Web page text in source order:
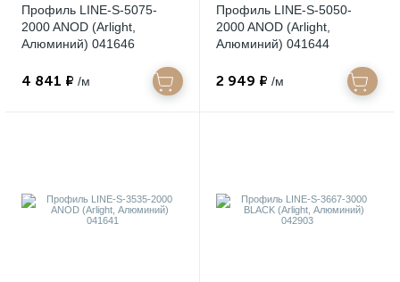
Профиль LINE-S-5075-
2000 ANOD (Arlight,
Алюминий) 041646
4 841 ₽ /м
Профиль LINE-S-5050-
2000 ANOD (Arlight,
Алюминий) 041644
2 949 ₽ /м